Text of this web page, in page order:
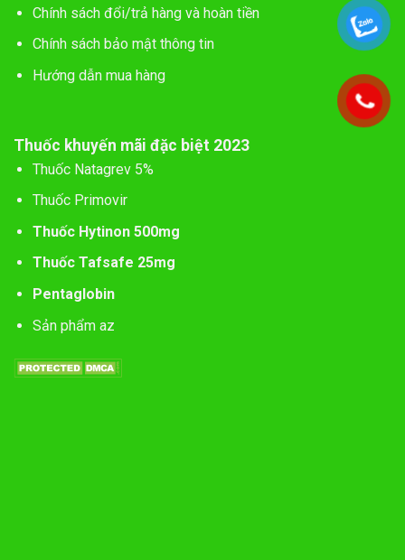
Chính sách đổi/trả hàng và hoàn tiền
Chính sách bảo mật thông tin
Hướng dẫn mua hàng
Thuốc khuyến mãi đặc biệt 2023
Thuốc Natagrev 5%
Thuốc Primovir
Thuốc Hytinon 500mg
Thuốc Tafsafe 25mg
Pentaglobin
Sản phẩm az